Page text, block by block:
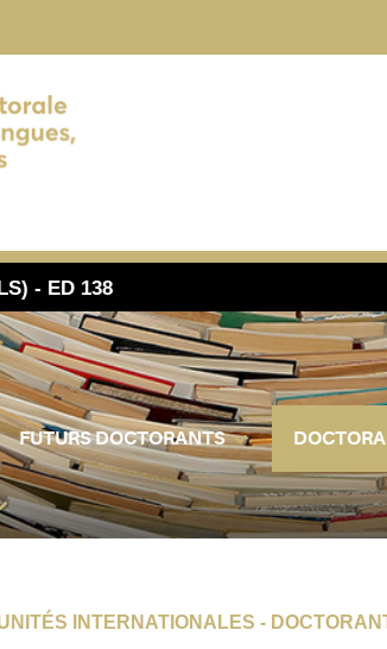
- ED 138
FUTURS DOCTORANTS
INTERNATIONALES -